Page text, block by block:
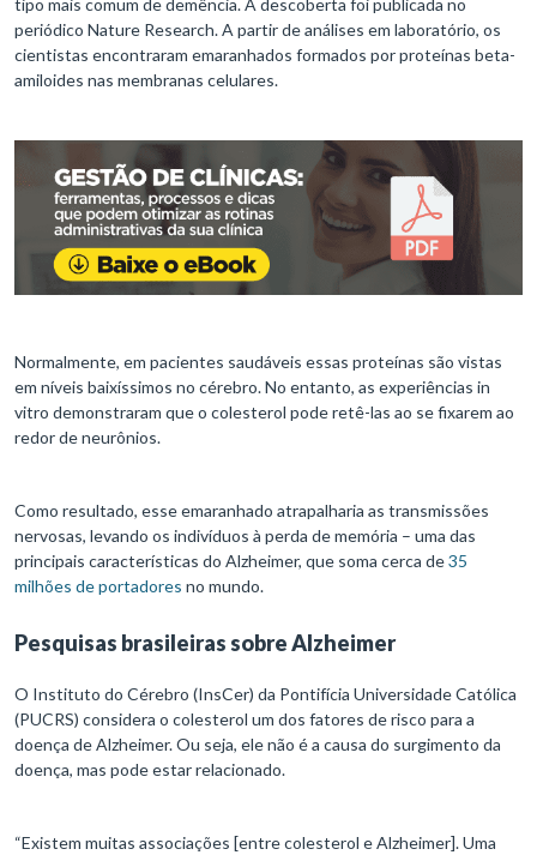
tipo mais comum de demência. A descoberta foi publicada no
periódico Nature Research. A partir de análises em laboratório, os
cientistas encontraram emaranhados formados por proteínas beta-
amiloides nas membranas celulares.
Normalmente, em pacientes saudáveis essas proteínas são vistas
em níveis baixíssimos no cérebro. No entanto, as experiências in
vitro demonstraram que o colesterol pode retê-las ao se fixarem ao
redor de neurônios.
Como resultado, esse emaranhado atrapalharia as transmissões
nervosas, levando os indivíduos à perda de memória – uma das
principais características do Alzheimer, que soma cerca de35
milhões de portadores no mundo.
Pesquisas brasileiras sobre Alzheimer
O Instituto do Cérebro (InsCer) da Pontifícia Universidade Católica
(PUCRS) considera o colesterol um dos fatores de risco para a
doença de Alzheimer. Ou seja, ele não é a causa do surgimento da
doença, mas pode estar relacionado.
“Existem muitas associações [entre colesterol e Alzheimer]. Uma